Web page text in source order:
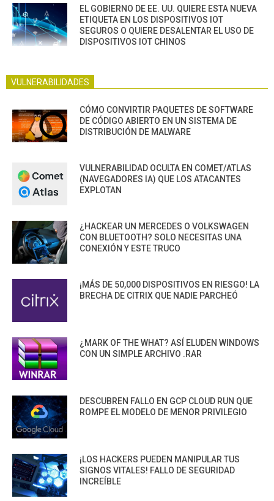
EL GOBIERNO DE EE. UU. QUIERE ESTA NUEVA
ETIQUETA EN LOS DISPOSITIVOS IOT
SEGUROS O QUIERE DESALENTAR EL USO DE
DISPOSITIVOS IOT CHINOS
VULNERABILIDADES
CÓMO CONVIRTIR PAQUETES DE SOFTWARE
DE CÓDIGO ABIERTO EN UN SISTEMA DE
DISTRIBUCIÓN DE MALWARE
VULNERABILIDAD OCULTA EN COMET/ATLAS
(NAVEGADORES IA) QUE LOS ATACANTES
EXPLOTAN
¿HACKEAR UN MERCEDES O VOLKSWAGEN
CON BLUETOOTH? SOLO NECESITAS UNA
CONEXIÓN Y ESTE TRUCO
¡MÁS DE 50,000 DISPOSITIVOS EN RIESGO! LA
BRECHA DE CITRIX QUE NADIE PARCHEÓ
¿MARK OF THE WHAT? ASÍ ELUDEN WINDOWS
CON UN SIMPLE ARCHIVO .RAR
DESCUBREN FALLO EN GCP CLOUD RUN QUE
ROMPE EL MODELO DE MENOR PRIVILEGIO
¡LOS HACKERS PUEDEN MANIPULAR TUS
SIGNOS VITALES! FALLO DE SEGURIDAD
INCREÍBLE